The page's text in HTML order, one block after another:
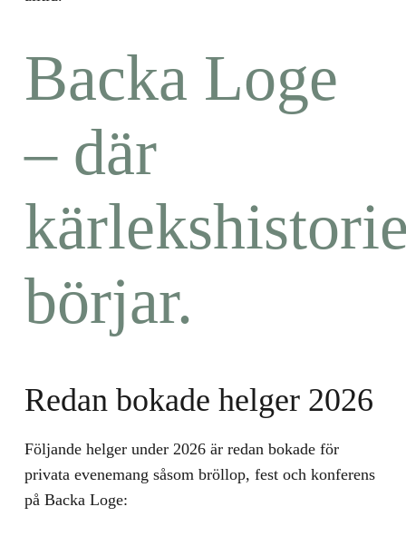
Backa Loge
– där
börjar.
Redan bokade helger 2026
Följande helger under 2026 är redan bokade för
privata evenemang såsom bröllop, fest och konferens
på Backa Loge: